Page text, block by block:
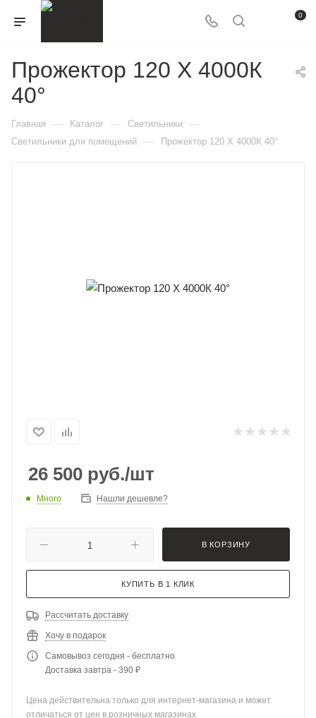
0
Прожектор 120 X 4000К
40°
Главная — Каталог — Светильники —
Светильники для помещений — Прожектор 120 X 4000К 40°
26 500 руб./шт
Много Нашли дешевле?
В КОРЗИНУ
КУПИТЬ В 1 КЛИК
Рассчитать доставку
Хочу в подарок
Самовывоз сегодня - бесплатно
Доставка завтра - 390 ₽
Цена действительна только для интернет-магазина и может
отличаться от цен в розничных магазинах